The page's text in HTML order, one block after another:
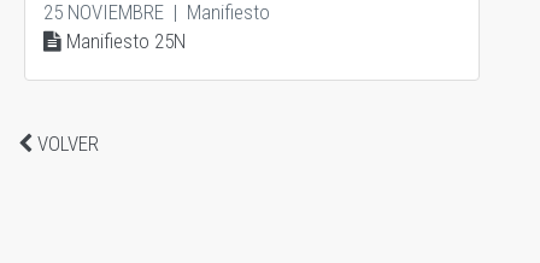
25 NOVIEMBRE | Manifiesto
Manifiesto 25N
VOLVER